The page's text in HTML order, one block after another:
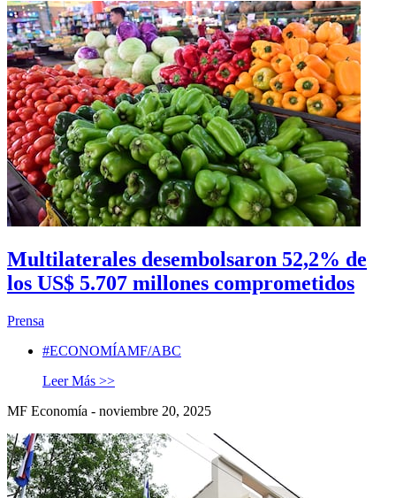
Multilaterales desembolsaron 52,2% de
los US$ 5.707 millones comprometidos
Prensa
#ECONOMÍAMF/ABC
Leer Más >>
MF Economía - noviembre 20, 2025